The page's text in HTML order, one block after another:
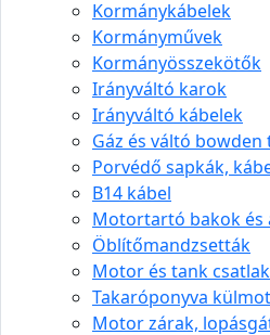
Kormánykábelek
Kormányművek
Kormányösszekötők
Irányváltó karok
Irányváltó kábelek
Gáz és váltó
Porvédő sapkák,
B14 kábel
Motortartó bakok és
Öblítőmandzsetták
Motor és tank
Takaróponyva
Motor zárak,